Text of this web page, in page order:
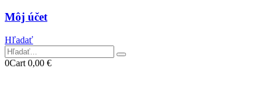
Môj účet
Hľadať
0Cart 0,00 €